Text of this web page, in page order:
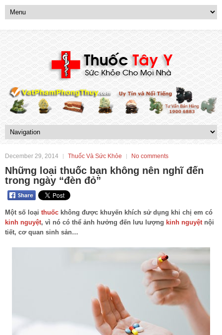
December 29, 2014 Thuốc Và Sức Khỏe No comments
Những loại thuốc bạn không nên nghĩ đến
trong ngày “đèn đỏ”
Một số loại thuốc không được khuyến khích sử dụng khi chị em có
kinh nguyệt, vì nó có thể ảnh hưởng đến lưu lượng kinh nguyệtnội
tiết, cơ quan sinh sản…